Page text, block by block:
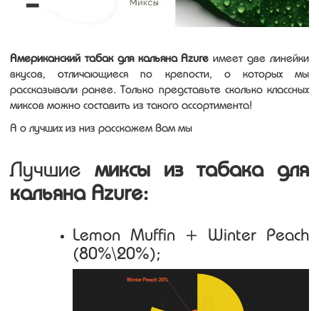
Американский табак для кальяна Azureимеет две линейки
вкусов, отличающиеся по крепости, о которых мы
рассказывали ранее. Только представьте сколько классных
миксов можно составить из такого ассортимента!
А о лучших из низ расскажем Вам мы
Лучшиемиксы из табака для
кальяна Azure:
Lemon Muffin + Winter Peach
(80%\20%);